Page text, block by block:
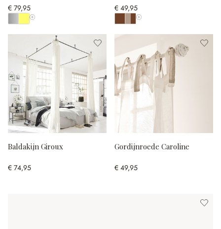
€ 79,95
Toon alle kleuren
€ 49,95
Toon alle kleuren
Baldakijn Giroux
€ 74,95
Gordijnroede Caroline
€ 49,95